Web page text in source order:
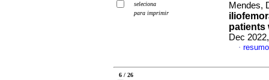
seleciona
para imprimir
Mendes,
patients
Dec
·
6 / 26